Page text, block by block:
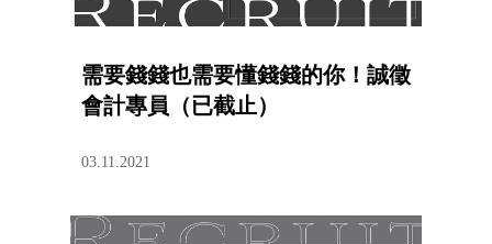
需要錢錢也需要懂錢錢的你！誠徵
會計專員（已截止）
03.11.2021